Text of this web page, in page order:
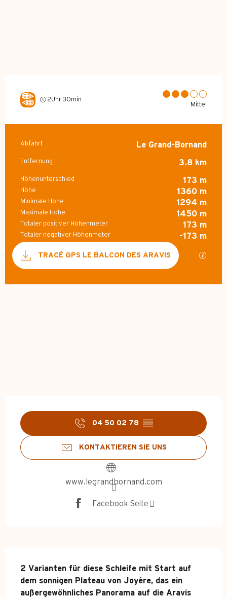
2Uhr 30min
Mittel
Praktische
Abfahrt Le Grand-Bornand
Entfernung 3.8 km
Höhenunterschied 173 m
Höhe 1360 m
Minimale Höhe 1294 m
Maximale Höhe 1450 m
Totaler positiver Höhenmeter 173 m
Totaler negativer Höhenmeter -173 m
TRACÉ GPS LE BALCON DES ARAVIS Mit
Öffnungszeiten &
04 50 02 78 ▒▒
KONTAKTIEREN SIE UNS
www.legrandbornand.com
Facebook Seite
Beschreibung
2 Varianten für diese Schleife mit Start auf
dem sonnigen Plateau von Joyère, das ein
außergewöhnliches Panorama auf die Aravis